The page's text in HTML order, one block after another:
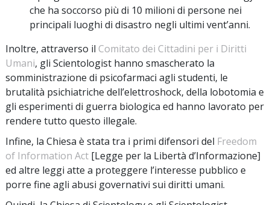
che ha soccorso più di 10 milioni di persone nei
principali luoghi di disastro negli ultimi vent’anni.
Inoltre, attraverso il Comitato dei Cittadini per i Diritti
Umani, gli Scientologist hanno smascherato la
somministrazione di psicofarmaci agli studenti, le
brutalità psichiatriche dell’elettroshock, della lobotomia e
gli esperimenti di guerra biologica ed hanno lavorato per
rendere tutto questo illegale.
Infine, la Chiesa è stata tra i primi difensori del Freedom
of Information Act [Legge per la Libertà d’Informazione]
ed altre leggi atte a proteggere l’interesse pubblico e
porre fine agli abusi governativi sui diritti umani.